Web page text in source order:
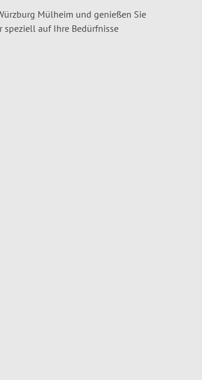
Mülheim und genießen Sie
speziell auf Ihre Bedürfnisse